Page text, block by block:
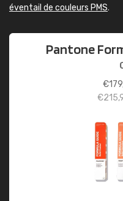
éventail de couleurs PMS.
Pantone
€
€